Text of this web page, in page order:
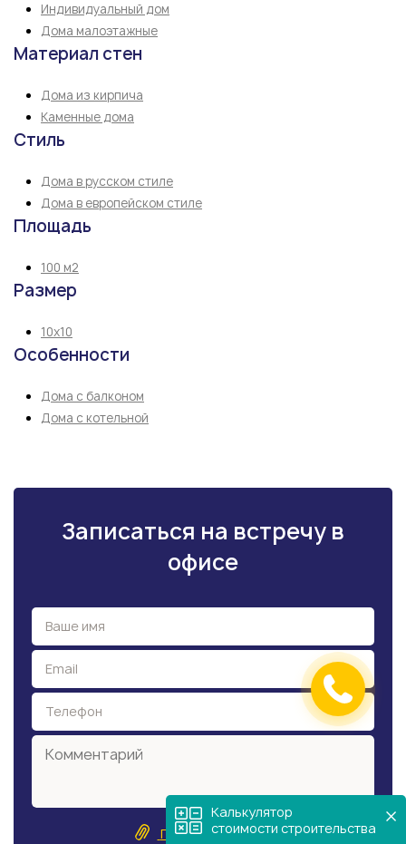
Калькулятор
стоимости строительства
Индивидуальный дом
Дома малоэтажные
Материал стен
Дома из кирпича
Каменные дома
Стиль
Дома в русском стиле
Дома в европейском стиле
Площадь
100 м2
Размер
10х10
Особенности
Дома с балконом
Дома с котельной
Записаться на встречу в
офисе
Прикрепить файл